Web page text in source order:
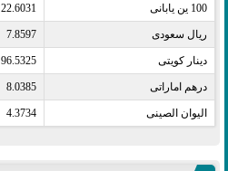
100 ين يابانى​ 22.6031
ريال سعودى​ 7.8597
دينار كويتى​ 96.5325
درهم اماراتى​ 8.0385
اليوان الصينى​ 4.3734